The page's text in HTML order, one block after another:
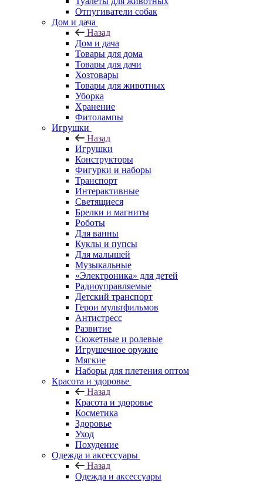
Отпугиватели собак
Дом и дача
Назад
Дом и дача
Товары для дома
Товары для дачи
Хозтовары
Товары для животных
Уборка
Хранение
Фитолампы
Игрушки
Назад
Игрушки
Конструкторы
Фигурки и наборы
Транспорт
Интерактивные
Светящиеся
Брелки и магниты
Роботы
Для ванны
Куклы и пупсы
Для малышей
Музыкальные
«Электроника» для детей
Радиоуправляемые
Детский транспорт
Герои мультфильмов
Антистресс
Развитие
Сюжетные и ролевые
Игрушечное оружие
Мягкие
Наборы для плетения оптом
Красота и здоровье
Назад
Красота и здоровье
Косметика
Здоровье
Уход
Похудение
Одежда и аксессуары
Назад
Одежда и аксессуары